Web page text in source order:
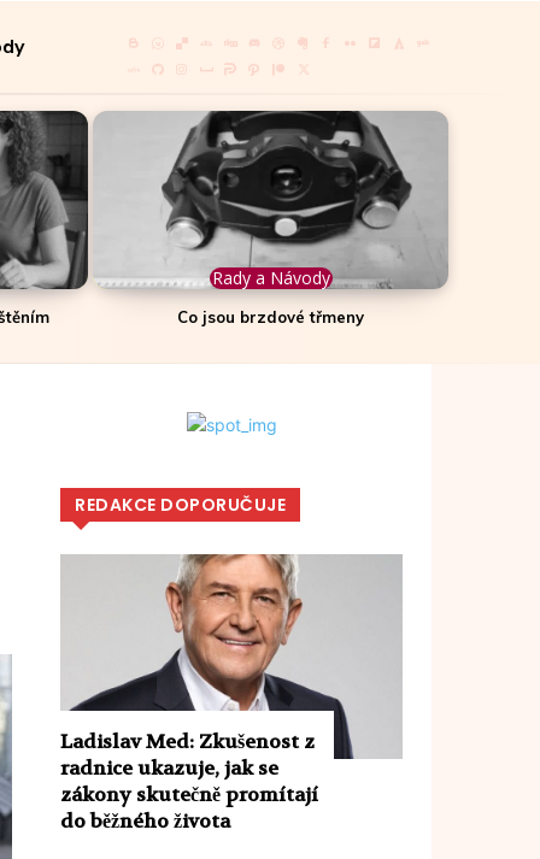
Rady a Návody
Co jsou brzdové třmeny
REDAKCE DOPORUČUJE
Ladislav Med: Zkušenost z
radnice ukazuje, jak se
zákony skutečně promítají
do běžného života